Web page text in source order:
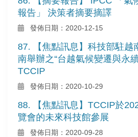
報告」 決策者摘要摘譯
發佈日期：2020-12-15
87. 【焦點訊息】科技部駐越
南舉辦之“台越氣候變遷與永
TCCIP
發佈日期：2020-10-29
88. 【焦點訊息】TCCIP於
覽會的未來科技館參展
發佈日期：2020-09-28